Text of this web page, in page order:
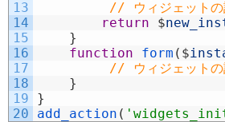
13
14
15
16
17
18
19
20
// ウィジェットの
return
$
}
function
form ( $
// ウィジェットの
}
}
add_action (